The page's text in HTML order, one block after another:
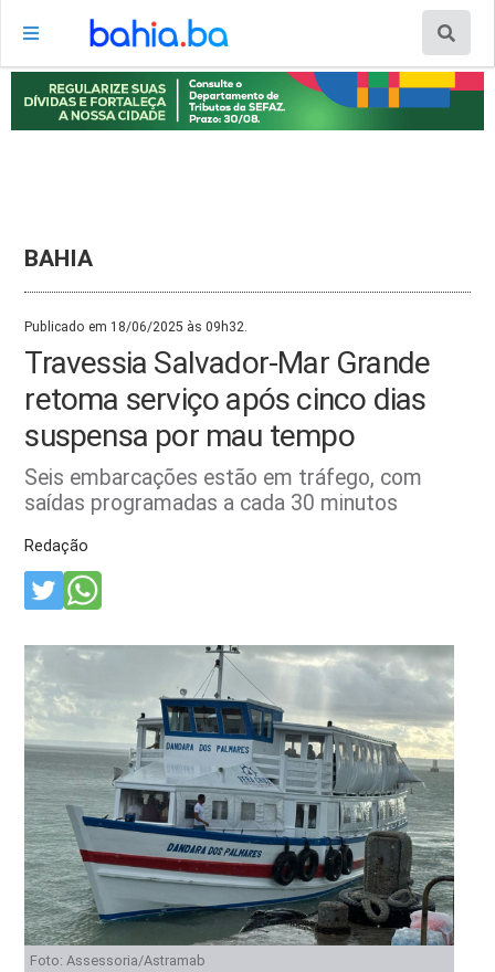
BAHIA
Publicado em 18/06/2025 às 09h32.
Travessia Salvador-Mar Grande
retoma serviço após cinco dias
suspensa por mau tempo
Seis embarcações estão em tráfego, com
saídas programadas a cada 30 minutos
Redação
Foto: Assessoria/Astramab